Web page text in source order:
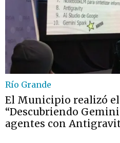
Río Grande
El Municipio realizó
“Descubriendo
agentes con